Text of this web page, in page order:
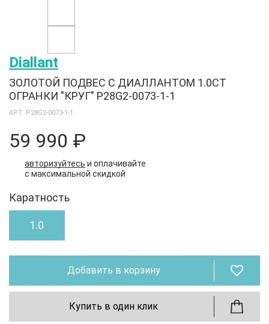
Diallant
ЗОЛОТОЙ ПОДВЕС С ДИАЛЛАНТОМ 1.0CT
ОГРАНКИ "КРУГ" P28G2-0073-1-1
АРТ: P28G2-0073-1-1
59 990 ₽
авторизуйтесь и оплачивайте
с максимальной скидкой
Каратность
1.0
Добавить в корзину
Купить в один клик